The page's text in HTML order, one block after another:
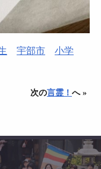
宇部市
小学
次の言霊！ へ »